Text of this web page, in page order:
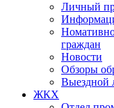
Личный
граждан
Новости
Обзоры
Выездной
ЖКХ